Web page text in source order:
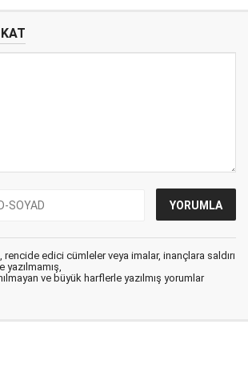
rencide edici cümleler veya imalar, inançlara saldırı
yazılmamış,
ve büyük harflerle yazılmış yorumlar